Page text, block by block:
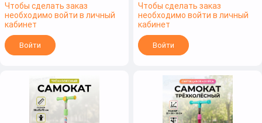
Чтобы сделать заказ
необходимо войти в личный
кабинет
Войти
Чтобы сделать заказ
необходимо войти в личный
кабинет
Войти